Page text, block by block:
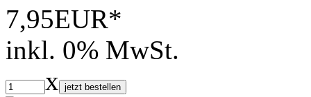
7,95EUR*
inkl. 0% MwSt.
x jetzt bestellen